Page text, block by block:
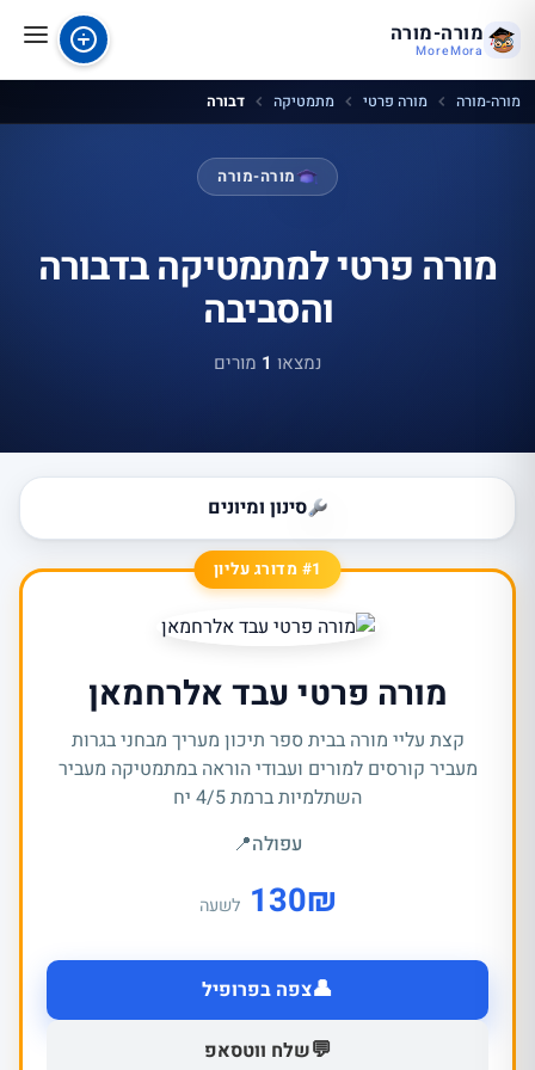
מורה-מורה
MoreMora
מורה-מורה מורה פרטי מתמטיקה דבורה
מורה-מורה
מורה פרטי למתמטיקה בדבורה
והסביבה
נמצאו 1 מורים
סינון ומיונים
#1 מדורג עליון
מורה פרטי עבד אלרחמאן
קצת עליי מורה בבית ספר תיכון מעריך מבחני בגרות
מעביר קורסים למורים ועבודי הוראה במתמטיקה מעביר
השתלמיות ברמת 4/5 יח
עפולה📍
₪
130 לשעה
👤צפה בפרופיל
💬שלח ווטסאפ